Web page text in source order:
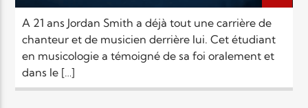
A 21 ans Jordan Smith a déjà tout une carrière de
chanteur et de musicien derrière lui. Cet étudiant
en musicologie a témoigné de sa foi oralement et
dans le […]